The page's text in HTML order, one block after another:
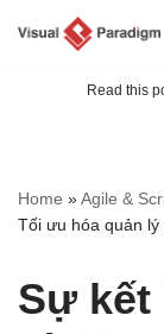
Read this
Home »Agile &
Tối ưu hóa quản lý
Sự kết